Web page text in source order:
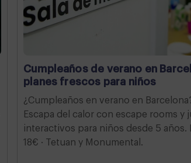
Cumpleaños de verano en
planes frescos para niños
¿Cumpleaños en verano en
Escapa del calor con escape rooms y
interactivos para niños desde 5 años.
18€ · Tetuan y Monumental.